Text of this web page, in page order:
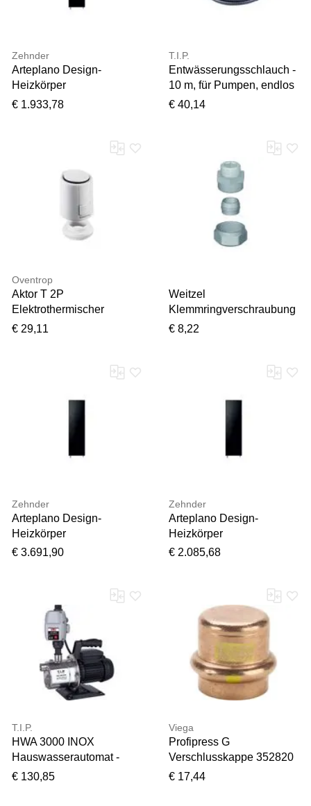
Zehnder
Arteplano Design-
Heizkörper
ZAO03006A449000
€ 1.933,78
T.I.P.
Entwässerungsschlauch -
10 m, für Pumpen, endlos
verlängerbar, inkl.
€ 40,14
Oventrop
Aktor T 2P
Elektrothermischer
Stellantrieb 1012442 24 V,
€ 29,11
Weitzel
Klemmringverschraubung
1026 vernickelt
€ 8,22
Zehnder
Arteplano Design-
Heizkörper
ZAP03110BH49000
€ 3.691,90
Zehnder
Arteplano Design-
Heizkörper
ZAO03007G249000
€ 2.085,68
T.I.P.
HWA 3000 INOX
Hauswasserautomat -
Edelstahl 31142, 2.800 l/h,
€ 130,85
Viega
Profipress G
Verschlusskappe 352820
28 mm, Kupfer, SC-Contur
€ 17,44